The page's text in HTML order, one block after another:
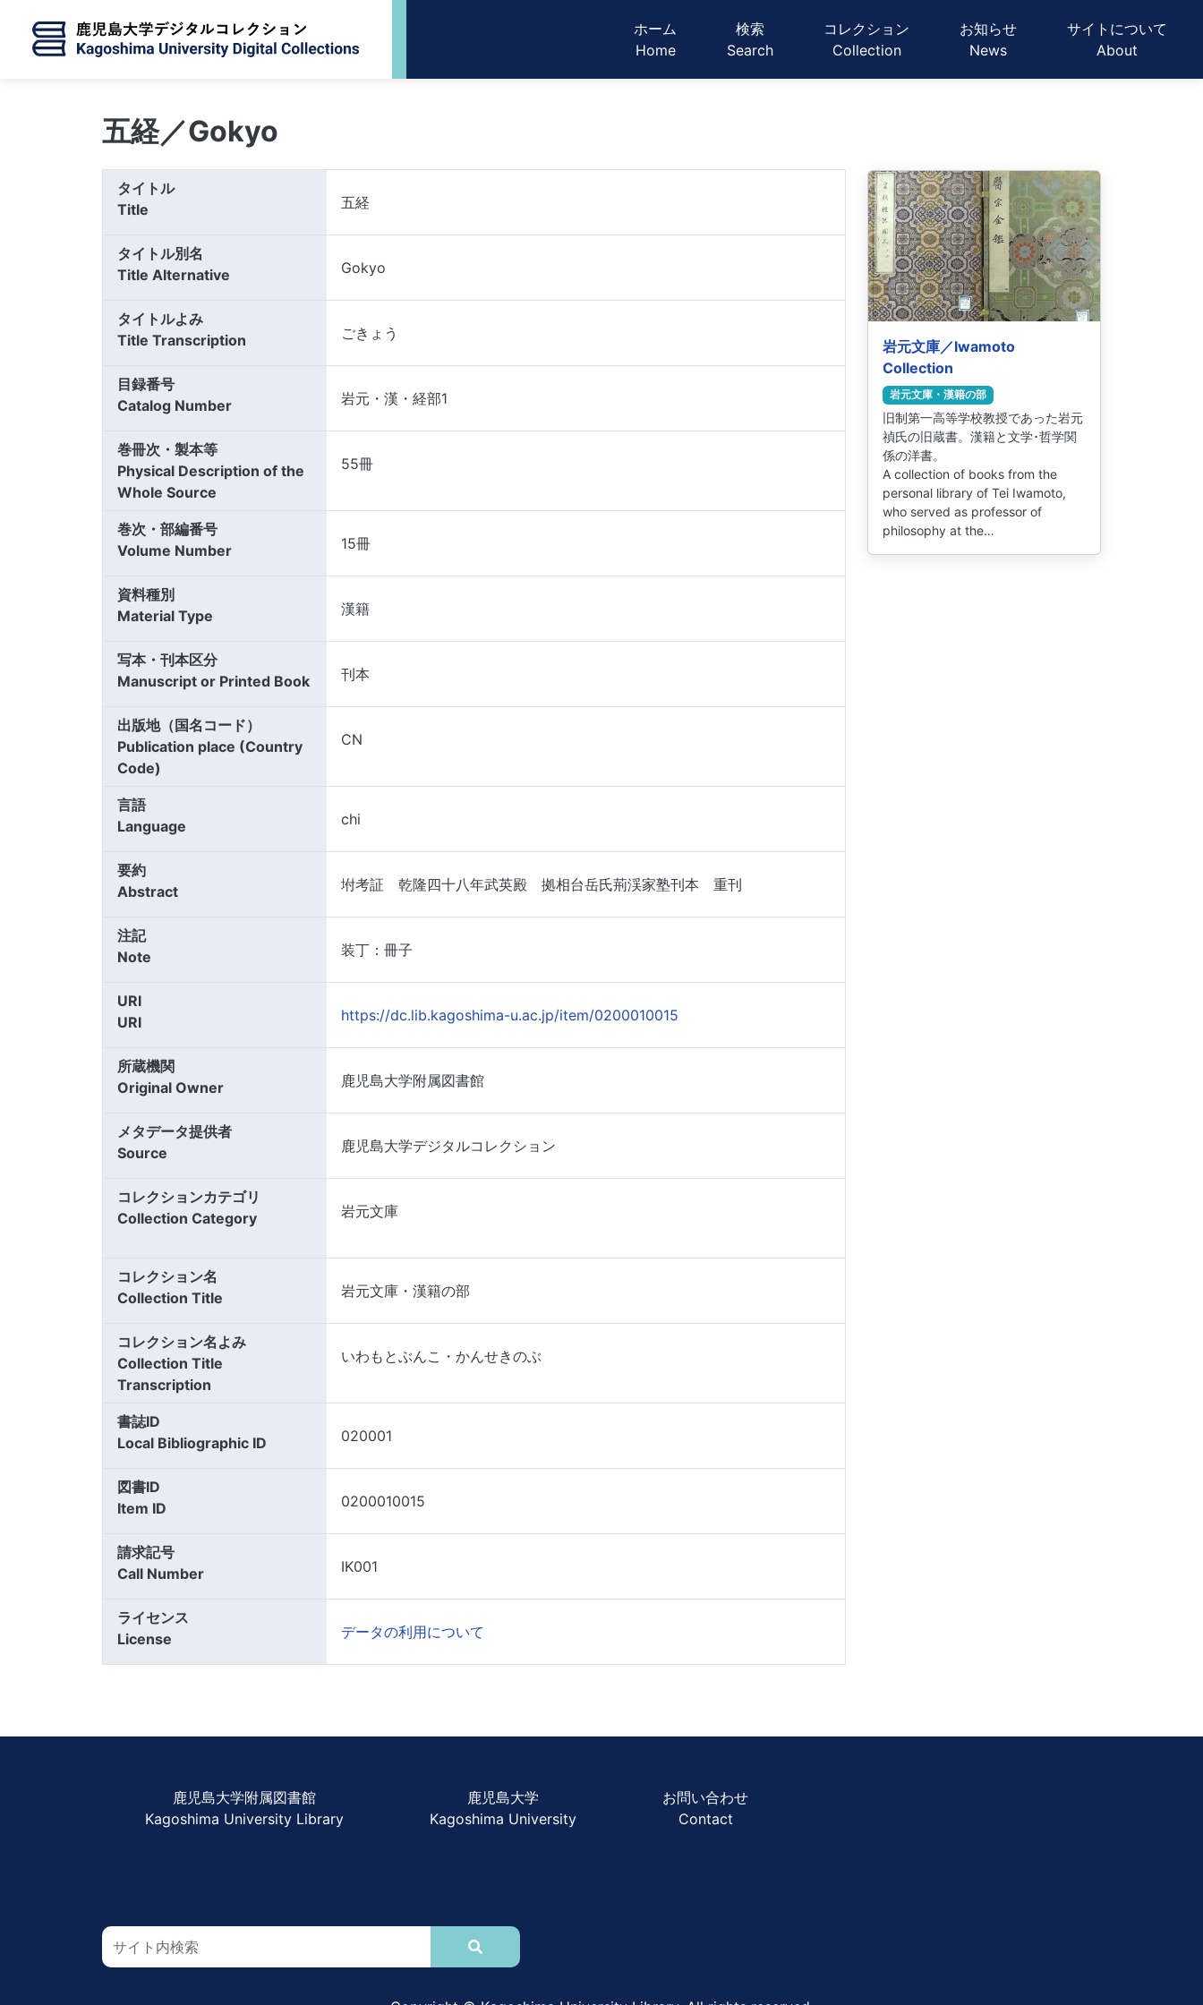
メインナビゲーション
ホーム
Home
検索
Search
コレクション
Collection
お知らせ
News
サイトについて
About
五経／Gokyo
タイトル
Title
五経
タイトル別名
Title Alternative
Gokyo
タイトルよみ
Title Transcription
ごきょう
目録番号
Catalog Number
岩元・漢・経部1
巻冊次・製本等
Physical Description of the
Whole Source
55冊
巻次・部編番号
Volume Number
15冊
資料種別
Material Type
漢籍
写本・刊本区分
Manuscript or Printed Book
刊本
出版地（国名コード）
Publication place (Country
Code)
CN
言語
Language
chi
要約
Abstract
坿考証 乾隆四十八年武英殿 拠相台岳氏荊渓家塾刊本 重刊
注記
Note
装丁：冊子
URI
URI
https://dc.lib.kagoshima-u.ac.jp/item/0200010015
所蔵機関
Original Owner
鹿児島大学附属図書館
メタデータ提供者
Source
鹿児島大学デジタルコレクション
コレクションカテゴリ
Collection Category
岩元文庫
コレクション名
Collection Title
岩元文庫・漢籍の部
コレクション名よみ
Collection Title
Transcription
いわもとぶんこ・かんせきのぶ
書誌ID
Local Bibliographic ID
020001
図書ID
Item ID
0200010015
請求記号
Call Number
IK001
ライセンス
License
データの利用について
岩元文庫／Iwamoto
Collection
岩元文庫・漢籍の部
旧制第一高等学校教授であった岩元
禎氏の旧蔵書。漢籍と文学･哲学関
係の洋書。
A collection of books from the
personal library of Tei Iwamoto,
who served as professor of
philosophy at the…
フッター鹿児島大学附属図書館
Kagoshima University Library
鹿児島大学
Kagoshima University
お問い合わせ
Contact